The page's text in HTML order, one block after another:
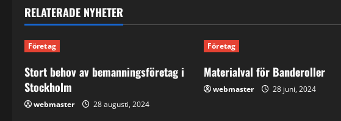
t
n
a
v
RELATERADE NYHETER
Företag
Stort behov av bemanningsföretag i
Stockholm
webmaster 28 augusti, 2024
Företag
Materialval för Banderoller
webmaster 28 juni, 2024